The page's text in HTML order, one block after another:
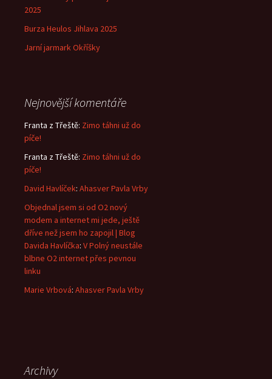
2025
Burza Heulos Jihlava 2025
Jarní jarmark Okříšky
Nejnovější komentáře
Franta z Třeště: Zimo táhni už do
píče!
Franta z Třeště: Zimo táhni už do
píče!
David Havlíček: Ahasver Pavla Vrby
Objednal jsem si od O2 nový
modem a internet mi jede, ještě
dříve než jsem ho zapojil | Blog
Davida Havlíčka: V Polný neustále
blbne O2 internet přes pevnou
linku
Marie Vrbová: Ahasver Pavla Vrby
Archivy